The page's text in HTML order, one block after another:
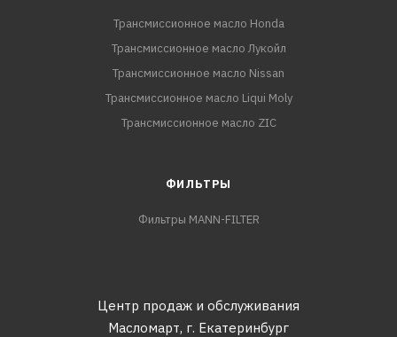
Трансмиссионное масло Honda
Трансмиссионное масло Лукойл
Трансмиссионное масло Nissan
Трансмиссионное масло Liqui Moly
Трансмиссионное масло ZIC
ФИЛЬТРЫ
Фильтры MANN-FILTER
Центр продаж и обслуживания
Масломарт, г. Екатеринбург